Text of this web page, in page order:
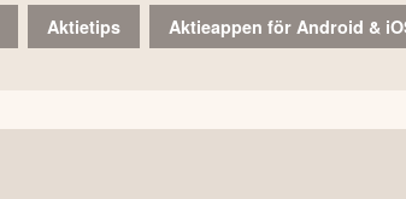
Aktietips Aktieappen för Android &